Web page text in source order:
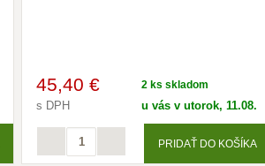
45,40 €
s DPH
2 ks skladom
u vás v utorok, 11.08.
PRIDAŤ DO KOŠÍKA